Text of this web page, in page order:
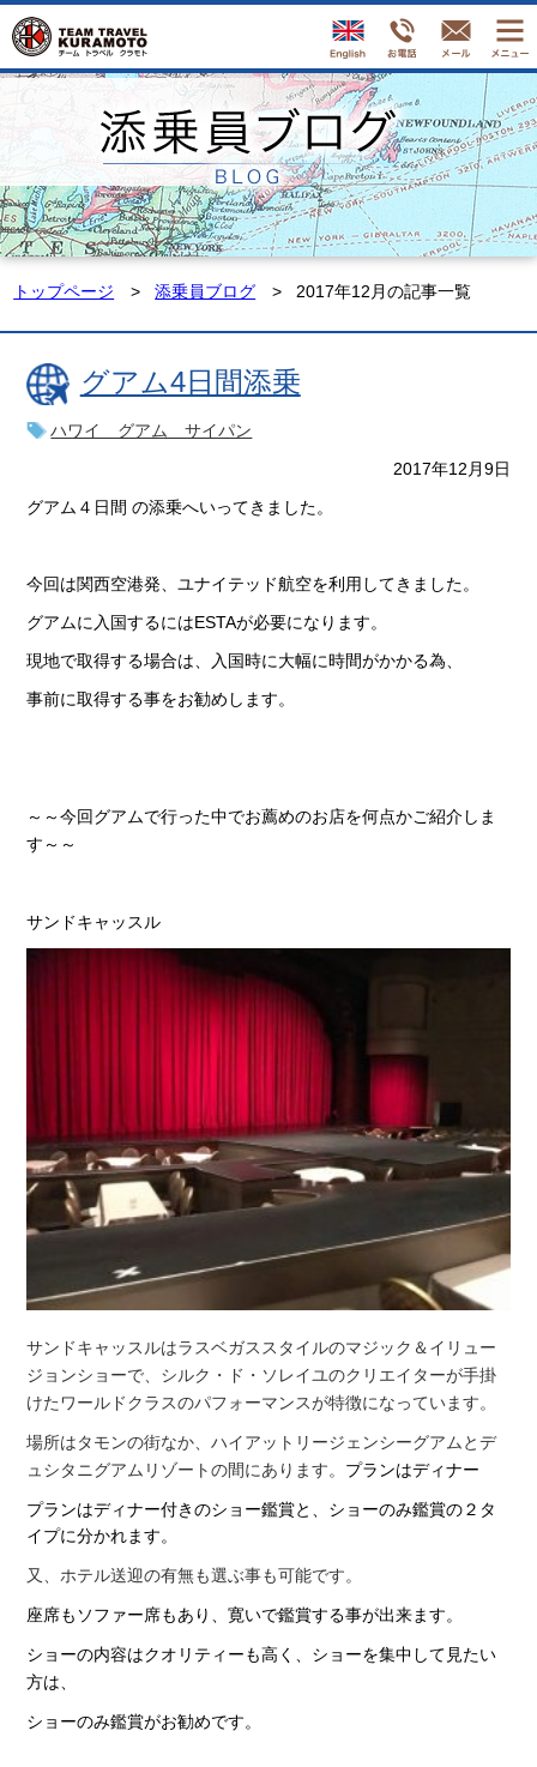
トップページ 添乗員ブログ 2017年12月の記事一覧
グアム4日間添乗
ハワイ グアム サイパン
2017年12月9日
グアム４日間 の添乗へいってきました。
今回は関西空港発、ユナイテッド航空を利用してきました。
グアムに入国するにはESTAが必要になります。
現地で取得する場合は、入国時に大幅に時間がかかる為、
事前に取得する事をお勧めします。
～～今回グアムで行った中でお薦めのお店を何点かご紹介しま
す～～
サンドキャッスル
サンドキャッスルはラスベガススタイルのマジック＆イリュー
ジョンショーで、シルク・ド・ソレイユのクリエイターが手掛
けたワールドクラスのパフォーマンスが特徴になっています。
場所はタモンの街なか、ハイアットリージェンシーグアムとデ
ュシタニグアムリゾートの間にあります。 プランはディナー
プランはディナー付きのショー鑑賞と、ショーのみ鑑賞の２タ
イプに分かれます。
又、ホテル送迎の有無も選ぶ事も可能です。
座席もソファー席もあり、寛いで鑑賞する事が出来ます。
ショーの内容はクオリティーも高く、ショーを集中して見たい
方は、
ショーのみ鑑賞がお勧めです。